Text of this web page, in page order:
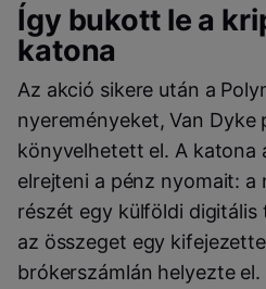
Így bukott le a
katona
Az akció sikere után a
nyereményeket, Van
könyvelhetett el. A katona
elrejteni a pénz nyomait: a
részét egy külföldi digitális
az összeget egy
brókerszámlán helyezte